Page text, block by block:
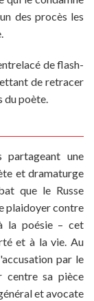
des procès les
de flash-
de retracer
du poète.
partageant une
et dramaturge
que le Russe
plaidoyer contre
la poésie – cet
et à la vie. Au
par le
centre sa pièce
et avocate